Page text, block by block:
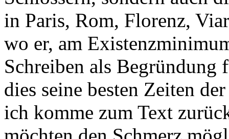
in Paris, Rom, Florenz,
wo er, am
Schreiben als Begründung
dies seine besten Zeiten
ich komme zum Text